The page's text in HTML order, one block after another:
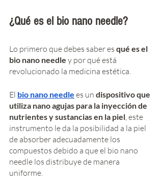
¿Qué es el bio nano needle?
Lo primero que debes saber es qué es el
bio nano needle y por qué está
revolucionado la medicina estética.
El bio nano needle es un dispositivo que
utiliza nano agujas para la inyección de
nutrientes y sustancias en la piel , este
instrumento le da la posibilidad a la piel
de absorber adecuadamente los
compuestos debido a que el bio nano
needle los distribuye de manera
uniforme.